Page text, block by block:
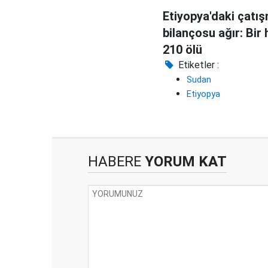
Etiyopya'daki
bilançosu ağır: Bir
210 ölü
Etiketler :
Sudan
Etiyopya
HABERE YORUM KAT